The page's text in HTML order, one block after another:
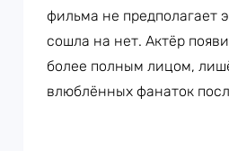
фильма не предполагает
сошла на нет. Актёр
более полным лицом,
влюблённых фанаток